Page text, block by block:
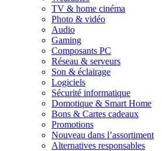
TV & home cinéma
Photo & vidéo
Audio
Gaming
Composants PC
Réseau & serveurs
Son & éclairage
Logiciels
Sécurité informatique
Domotique & Smart Home
Bons & Cartes cadeaux
Promotions
Nouveau dans l’assortiment
Alternatives responsables